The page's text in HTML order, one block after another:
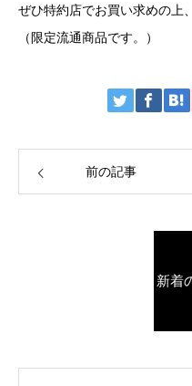
ぜひ特約店でお買い求めの上
（限定流通商品です。）
前の記事
新着